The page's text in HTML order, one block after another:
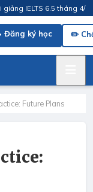
IELTS 6.5 tháng 4/2026
Đăng ký học ✏️
Future Plans